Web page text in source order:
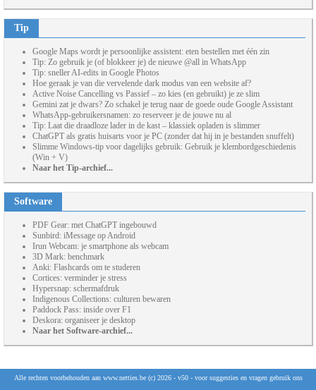
Tip
Google Maps wordt je persoonlijke assistent: eten bestellen met één zin
Tip: Zo gebruik je (of blokkeer je) de nieuwe @all in WhatsApp
Tip: sneller AI-edits in Google Photos
Hoe geraak je van die vervelende dark modus van een website af?
Active Noise Cancelling vs Passief – zo kies (en gebruikt) je ze slim
Gemini zat je dwars? Zo schakel je terug naar de goede oude Google Assistant
WhatsApp-gebruikersnamen: zo reserveer je de jouwe nu al
Tip: Laat die draadloze lader in de kast – klassiek opladen is slimmer
ChatGPT als gratis huisarts voor je PC (zonder dat hij in je bestanden snuffelt)
Slimme Windows-tip voor dagelijks gebruik: Gebruik je klembordgeschiedenis
(Win + V)
Naar het Tip-archief...
Software
PDF Gear: met ChatGPT ingebouwd
Sunbird: iMessage op Android
Irun Webcam: je smartphone als webcam
3D Mark: benchmark
Anki: Flashcards om te studeren
Cortices: verminder je stress
Hypersnap: schermafdruk
Indigenous Collections: culturen bewaren
Paddock Pass: inside over F1
Deskora: organiseer je desktop
Naar het Software-archief...
Alle rechten voorbehouden aan www.netties.be (c) 2026 - v50 - voor suggesties en vragen gebruik ons